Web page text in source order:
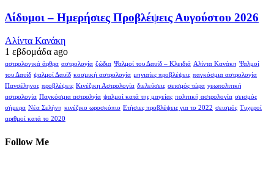
Δίδυμοι – Ημερήσιες Προβλέψεις Αυγούστου 2026
Αλίντα Κανάκη
1 εβδομάδα ago
αστρολογικά άρθρα αστρολογία ζώδια Ψαλμοί του Δαυίδ – Κλειδιά Αλίντα Κανάκη Ψαλμοί
του Δαυίδ ψαλμοί Δαυίδ κοσμική αστρολογία μηνιαίες προβλέψεις παγκόσμια αστρολογία
Πανσέληνος προβλέψεις Κινέζικη Αστρολογία διελεύσεις σεισμός τώρα γεωπολιτική
αστρολογία Παγκόσμια αστρολγία ψαλμοί κατά της μαγείας πολιτική αστρολογία σεισμός
σήμερα Νέα Σελήνη κινέζικο ωροσκόπιο Ετήσιες προβλέψεις για το 2022 σεισμός Τυχεροί
αριθμοί κατά το 2020
Follow Me